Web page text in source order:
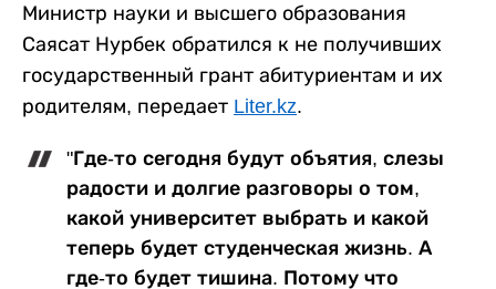
Министр науки и высшего образования
Саясат Нурбек обратился к не получивших
государственный грант абитуриентам и их
родителям, передает Liter.kz.
"Где-то сегодня будут объятия, слезы
радости и долгие разговоры о том,
какой университет выбрать и какой
теперь будет студенческая жизнь. А
где-то будет тишина. Потому что